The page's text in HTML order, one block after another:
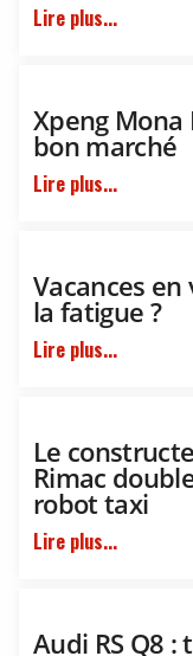
Lire plus...
Xpeng
bon marché
Lire plus...
Vacances
la fatigue ?
Lire plus...
Le
Rimac
robot taxi
Lire plus...
Audi RS Q8